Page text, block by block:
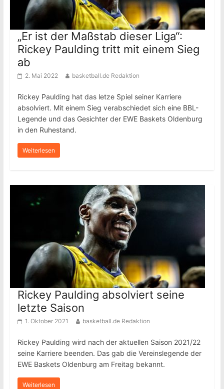
„Er ist der Maßstab dieser Liga“:
Rickey Paulding tritt mit einem Sieg
ab
2. Mai 2022 basketball.de Redaktion
Rickey Paulding hat das letze Spiel seiner Karriere
absolviert. Mit einem Sieg verabschiedet sich eine BBL-
Legende und das Gesichter der EWE Baskets Oldenburg
in den Ruhestand.
Weiterlesen
Rickey Paulding absolviert seine
letzte Saison
1. Oktober 2021 basketball.de Redaktion
Rickey Paulding wird nach der aktuellen Saison 2021/22
seine Karriere beenden. Das gab die Vereinslegende der
EWE Baskets Oldenburg am Freitag bekannt.
Weiterlesen